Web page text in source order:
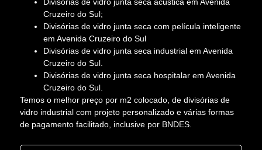
Cruzeiro do Sul;
Divisórias de vidro junta seca com película inteligente
em Avenida Cruzeiro do Sul
Divisórias de vidro junta seca industrial em Avenida
Cruzeiro do Sul.
Divisórias de vidro junta seca hospitalar em Avenida
Cruzeiro do Sul.
Temos o melhor preço por m2 colocado, de divisórias de
vidro industrial com projeto personalizado e várias formas
de pagamento facilitado, inclusive por BNDES.